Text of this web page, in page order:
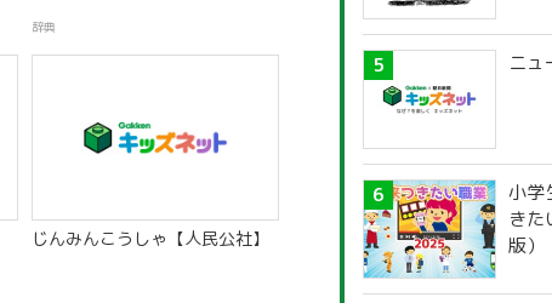
辞典
じんみんこうしゃ【人民公社】
ニュ
小学
き
版）